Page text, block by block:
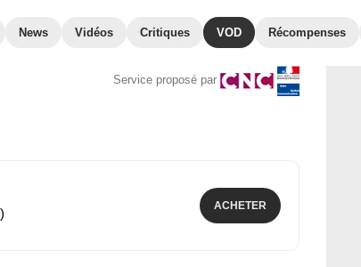
News Vidéos Critiques VOD Récompenses
Service proposé par
ACHETER